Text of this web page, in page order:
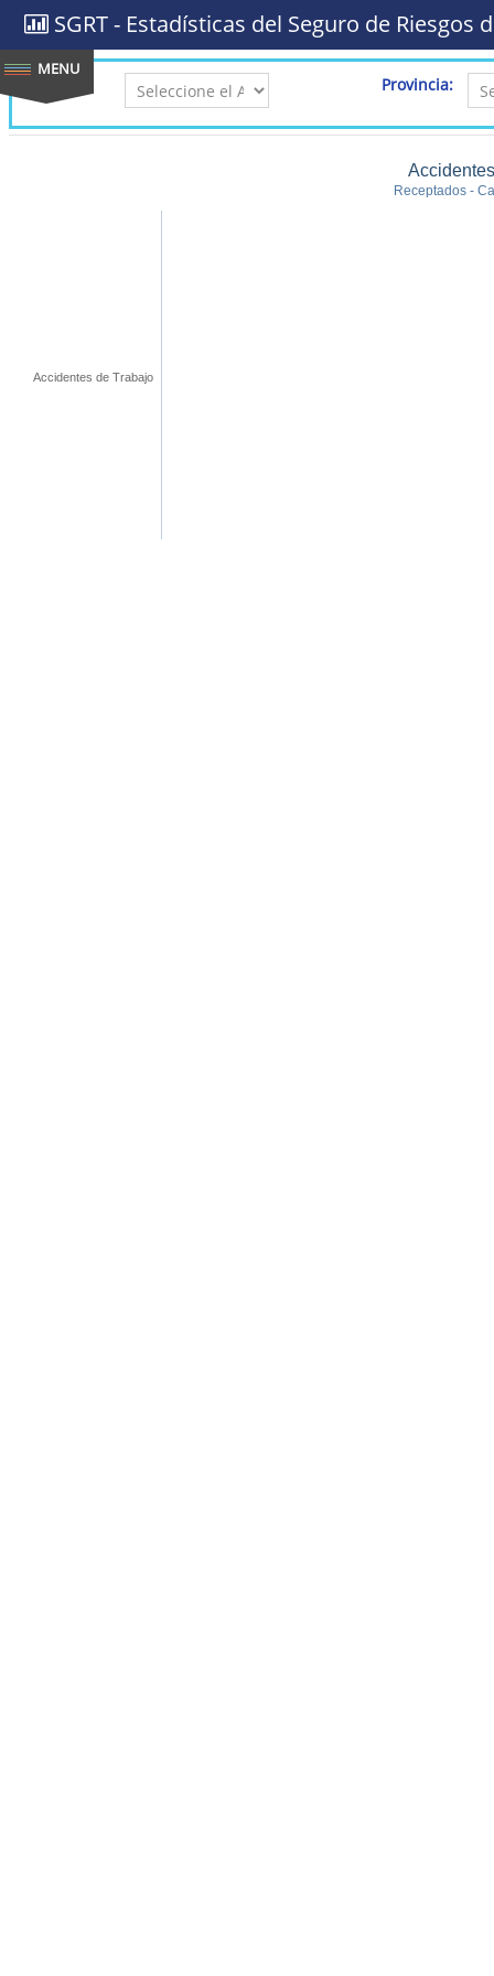
SGRT - Estadísticas del Seguro de Riesgos
Provincia:
Receptados -
Accidentes de Trabajo